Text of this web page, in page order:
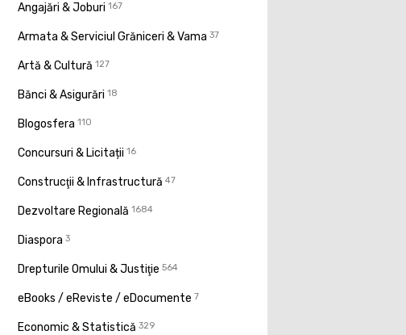
Angajări & Joburi 167
Armata & Serviciul Grăniceri & Vama 37
Artă & Cultură 127
Bănci & Asigurări 18
Blogosfera 110
Concursuri & Licitații 16
Construcţii & Infrastructură 47
Dezvoltare Regională 1684
Diaspora 3
Drepturile Omului & Justiţie 564
eBooks / eReviste / eDocumente 7
Economic & Statistică 329